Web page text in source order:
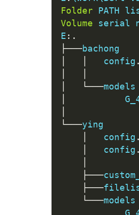
Folder PATH
Volume serial
E :.
├───bachong
   config
.
└───models
└───ying
   config
.
   config
.
├───
├───
└───models